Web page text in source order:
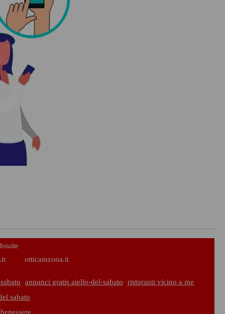
otticainzona.it
annunci gratis aiello-del-sabato
ristoranti vicino a me
sabato